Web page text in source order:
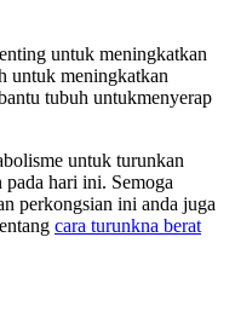
untuk meningkatkan
untuk meningkatkan
tubuh untukmenyerap
untuk turunkan
hari ini. Semoga
perkongsian ini anda juga
cara turunkna berat